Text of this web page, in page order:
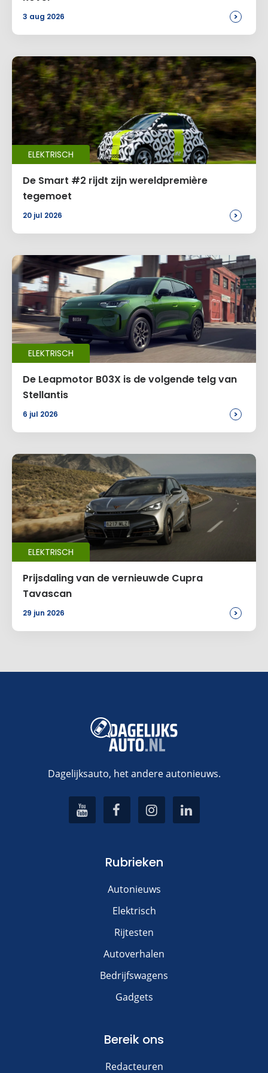
Site
Voeg een reactie toe
Alternative:
3 aug 2026 >
ELEKTRISCH
De Smart #2 rijdt zijn wereldpremière
tegemoet
20 jul 2026 >
ELEKTRISCH
De Leapmotor B03X is de volgende telg van
Stellantis
6 jul 2026 >
ELEKTRISCH
Prijsdaling van de vernieuwde Cupra
Tavascan
29 jun 2026 >
Dagelijksauto, het andere autonieuws.
Rubrieken
Autonieuws
Elektrisch
Rijtesten
Autoverhalen
Bedrijfswagens
Gadgets
Bereik ons
Redacteuren